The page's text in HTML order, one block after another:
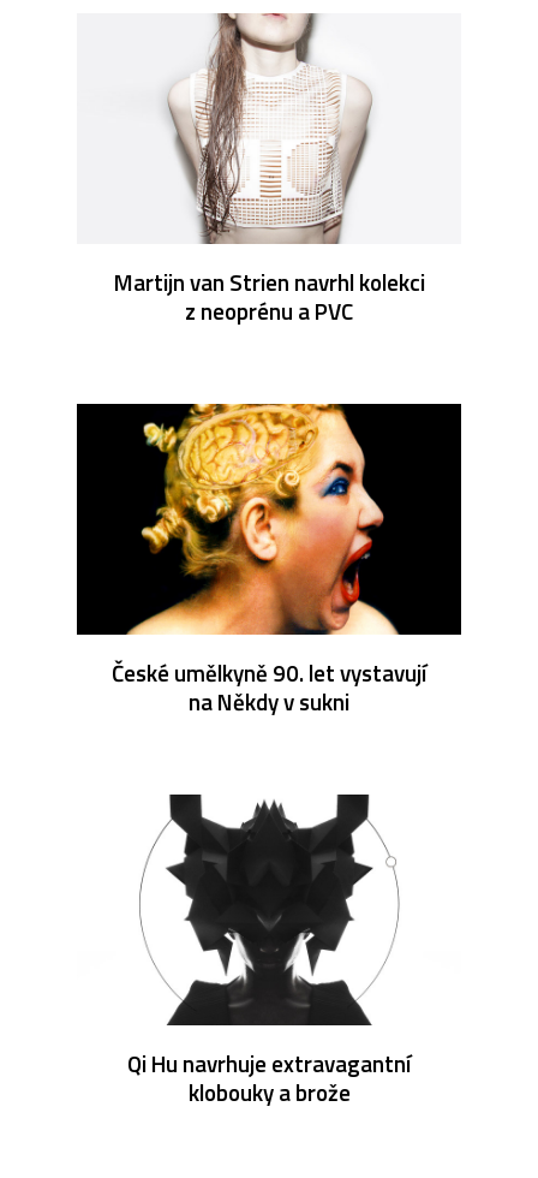
Martijn van Strien navrhl kolekci
z neoprénu a PVC
České umělkyně 90. let vystavují
na Někdy v sukni
Qi Hu navrhuje extravagantní
klobouky a brože